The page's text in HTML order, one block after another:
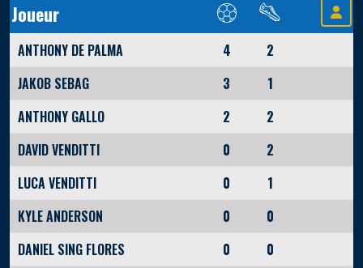
Joueur
ANTHONY DE PALMA 4
2
JAKOB SEBAG
3
1
ANTHONY GALLO
2
2
DAVID VENDITTI
0
2
LUCA VENDITTI
0
1
KYLE ANDERSON
0
0
DANIEL SING FLORES
0
0